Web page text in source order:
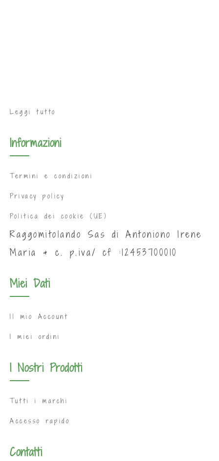
Leggi tutto
Informazioni
Termini e condizioni
Privacy policy
Politica dei cookie (UE)
Raggomitolando Sas di Antoniono Irene
Maria & c. p.iva/ cf :12453700010
Miei Dati
Il mio Account
I miei ordini
I Nostri Prodotti
Tutti i marchi
Accesso rapido
Contatti